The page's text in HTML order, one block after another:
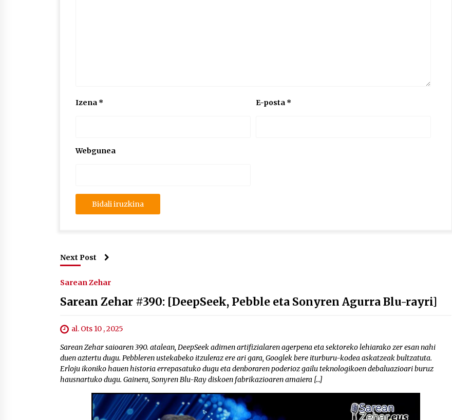
Izena * E-posta *
Webgunea
Next Post
Sarean Zehar
Sarean Zehar #390: [DeepSeek, Pebble eta Sonyren Agurra Blu-rayri]
al. Ots 10 , 2025
Sarean Zehar saioaren 390. atalean, DeepSeek adimen artifizialaren agerpena eta sektoreko lehiarako zer esan nahi
duen aztertu dugu. Pebbleren ustekabeko itzuleraz ere ari gara, Googlek bere iturburu-kodea askatzeak bultzatuta.
Erloju ikoniko hauen historia errepasatuko dugu eta denboraren poderioz gailu teknologikoen debaluazioari buruz
hausnartuko dugu. Gainera, Sonyren Blu-Ray diskoen fabrikazioaren amaiera […]